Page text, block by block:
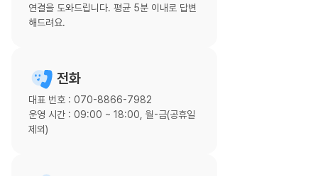
연결을 도와드립니다. 평균 5분 이내로 답변
해드려요.
전화
대표 번호 : 070-8866-7982
운영 시간 : 09:00 ~ 18:00, 월-금(공휴일
제외)